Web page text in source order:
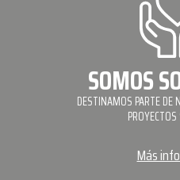
SOMOS
DESTINAMOS PARTE DE
Más